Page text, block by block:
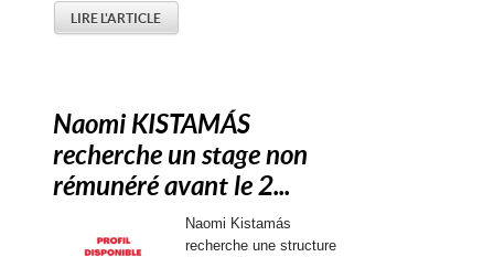
LIRE L'ARTICLE
Naomi KISTAMÁS
recherche un stage non
rémunéré avant le 2...
Naomi Kistamás
recherche une structure